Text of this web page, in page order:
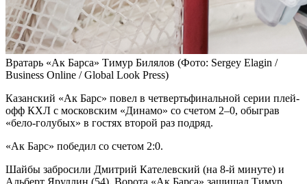
Вратарь «Ак Барса» Тимур Билялов (Фото: Sergey Elagin /
Business Online / Global Look Press)
Казанский «Ак Барс» повел в четвертьфинальной серии плей-
офф КХЛ с московским «Динамо» со счетом 2–0, обыграв
«бело-голубых» в гостях второй раз подряд.
«Ак Барс» победил со счетом 2:0.
Шайбы забросили Дмитрий Кателевский (на 8-й минуте) и